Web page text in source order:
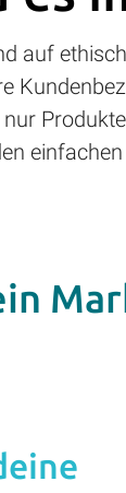
auf